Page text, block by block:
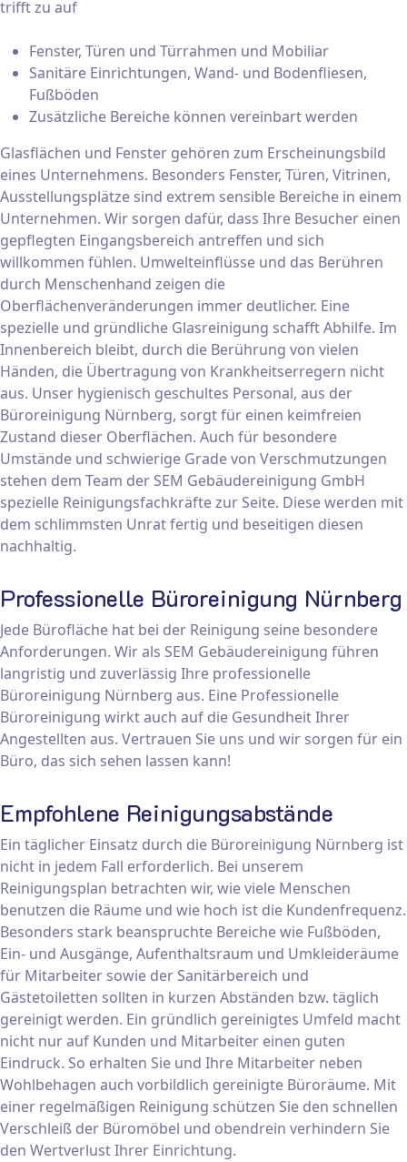
trifft zu auf
Fenster, Türen und Türrahmen und Mobiliar
Sanitäre Einrichtungen, Wand- und Bodenfliesen,
Fußböden
Zusätzliche Bereiche können vereinbart werden
Glasflächen und Fenster gehören zum Erscheinungsbild
eines Unternehmens. Besonders Fenster, Türen, Vitrinen,
Ausstellungsplätze sind extrem sensible Bereiche in einem
Unternehmen. Wir sorgen dafür, dass Ihre Besucher einen
gepflegten Eingangsbereich antreffen und sich
willkommen fühlen. Umwelteinflüsse und das Berühren
durch Menschenhand zeigen die
Oberflächenveränderungen immer deutlicher. Eine
spezielle und gründliche Glasreinigung schafft Abhilfe. Im
Innenbereich bleibt, durch die Berührung von vielen
Händen, die Übertragung von Krankheitserregern nicht
aus. Unser hygienisch geschultes Personal, aus der
Büroreinigung Nürnberg, sorgt für einen keimfreien
Zustand dieser Oberflächen. Auch für besondere
Umstände und schwierige Grade von Verschmutzungen
stehen dem Team der SEM Gebäudereinigung GmbH
spezielle Reinigungsfachkräfte zur Seite. Diese werden mit
dem schlimmsten Unrat fertig und beseitigen diesen
nachhaltig.
Professionelle Büroreinigung Nürnberg
Jede Bürofläche hat bei der Reinigung seine besondere
Anforderungen. Wir als SEM Gebäudereinigung führen
langristig und zuverlässig Ihre professionelle
Büroreinigung Nürnberg aus. Eine Professionelle
Büroreinigung wirkt auch auf die Gesundheit Ihrer
Angestellten aus. Vertrauen Sie uns und wir sorgen für ein
Büro, das sich sehen lassen kann!
Empfohlene Reinigungsabstände
Ein täglicher Einsatz durch die Büroreinigung Nürnberg ist
nicht in jedem Fall erforderlich. Bei unserem
Reinigungsplan betrachten wir, wie viele Menschen
benutzen die Räume und wie hoch ist die Kundenfrequenz.
Besonders stark beanspruchte Bereiche wie Fußböden,
Ein- und Ausgänge, Aufenthaltsraum und Umkleideräume
für Mitarbeiter sowie der Sanitärbereich und
Gästetoiletten sollten in kurzen Abständen bzw. täglich
gereinigt werden. Ein gründlich gereinigtes Umfeld macht
nicht nur auf Kunden und Mitarbeiter einen guten
Eindruck. So erhalten Sie und Ihre Mitarbeiter neben
Wohlbehagen auch vorbildlich gereinigte Büroräume. Mit
einer regelmäßigen Reinigung schützen Sie den schnellen
Verschleiß der Büromöbel und obendrein verhindern Sie
den Wertverlust Ihrer Einrichtung.